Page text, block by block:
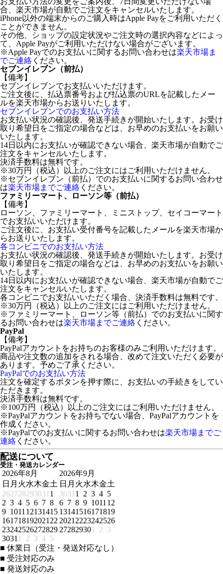
合、楽天市場が自動でご注文をキャンセルいたします。
iPhone以外の端末からのご購入時はApple Payをご利用いただく
ことができません。
その他、ショップの設定状況やご注文時の選択内容などによっ
て、Apple Payがご利用いただけない場合がございます。
※Apple Payでのお支払いに関するお問い合わせは楽天市場ま
でご連絡 ください。
セブンイレブン（前払）
【備考】
セブンイレブンでお支払いいただけます。
ご注文後に、払込票番号および払込票のURLを記載したメー
ルを楽天市場からお送りいたします。
セブンイレブンでのお支払い方法
お支払い状況の確認後、発送手続きが開始いたします。お受け
取り希望日をご指定の場合などは、お早めのお支払いをお願い
いたします。
14日以内にお支払いが確認できない場合、楽天市場が自動でご
注文をキャンセルいたします。
決済手数料は無料です。
※30万円（税込）以上のご注文にはご利用いただけません。
※セブンイレブン（前払）でのお支払いに関するお問い合わせ
は楽天市場までご連絡 ください。
ファミリーマート、ローソン等（前払）
【備考】
ローソン、ファミリーマート、ミニストップ、セイコーマート
でお支払いいただけます。
ご注文後に、お支払い受付番号を記載したメールを楽天市場か
らお送りいたします。
各コンビニでのお支払い方法
お支払い状況の確認後、発送手続きが開始いたします。お受け
取り希望日をご指定の場合などは、お早めのお支払いをお願い
いたします。
14日以内にお支払いが確認できない場合、楽天市場が自動でご
注文をキャンセルいたします。
各コンビニでお支払いいただく場合、決済手数料は無料です。
※30万円（税込）以上のご注文にはご利用いただけません。
※ファミリーマート、ローソン等（前払）でのお支払いに関す
るお問い合わせは楽天市場までご連絡 ください。
PayPal
【備考】
PayPalアカウントをお持ちのお客様のみご利用いただけます。
商品や注文数の追加をされる場合、改めて注文いただく必要が
あります。予めご了承ください。
PayPalでのお支払い方法
注文を確定するボタンを押す際に、お支払いの手続きをしてい
ただきます。
決済手数料は無料です。
※100万円（税込）以上のご注文にはご利用いただけません。
※PayPalアカウントをお持ちでない場合、PayPalアカウントを
作成ください。
※PayPalでのお支払いに関するお問い合わせは楽天市場までご
連絡 ください。
配送について
受注・発送カレンダー
2026年8月
日 月 火水木金土
262728293031 1
2 3 4 5 6 7 8
9 1011 12131415
161718192021 22
23242526272829
3031 1 2 3 4 5
2026年9月
日 月 火水木金土
3031 1 2 3 4 5
6 7 8 9 1011 12
13141516171819
2021 2223242526
272829301 2 3
■ 休業日（受注・発送対応なし）
■ 受注対応のみ
■ 発送対応のみ